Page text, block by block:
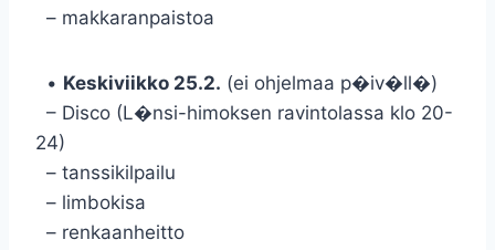
– makkaranpaistoa
• Keskiviikko 25.2. (ei ohjelmaa p�iv�ll�)
– Disco (L�nsi-himoksen ravintolassa klo 20-
24)
– tanssikilpailu
– limbokisa
– renkaanheitto